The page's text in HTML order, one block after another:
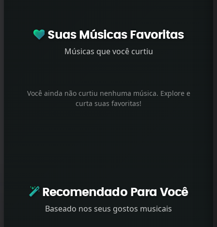
Suas Músicas Favoritas
Músicas que você curtiu
Você ainda não curtiu nenhuma música. Explore e
curta suas favoritas!
Recomendado Para Você
Baseado nos seus gostos musicais